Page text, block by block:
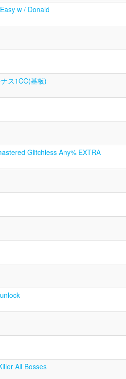
w / Donald
ス1CC(基板)
Glitchless Any% EXTRA
All Bosses